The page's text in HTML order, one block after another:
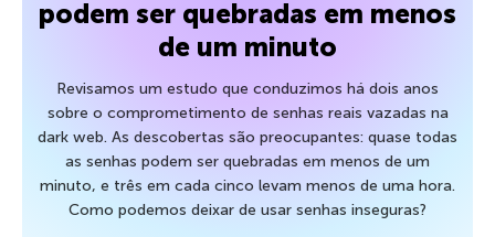
podem ser quebradas em menos
de um minuto
Revisamos um estudo que conduzimos há dois anos
sobre o comprometimento de senhas reais vazadas na
dark web. As descobertas são preocupantes: quase todas
as senhas podem ser quebradas em menos de um
minuto, e três em cada cinco levam menos de uma hora.
Como podemos deixar de usar senhas inseguras?